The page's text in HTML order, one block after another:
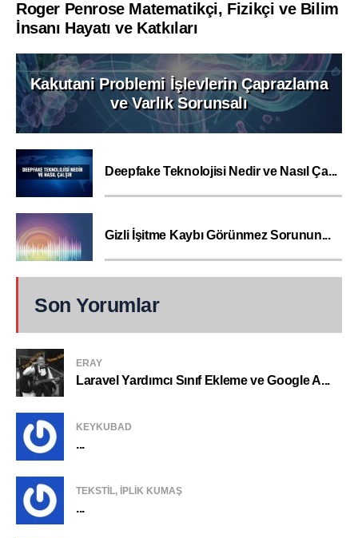
Roger Penrose Matematikçi, Fizikçi ve Bilim
İnsanı Hayatı ve Katkıları
Kakutani Problemi İşlevlerin Çaprazlama
ve Varlık Sorunsalı
Deepfake Teknolojisi Nedir ve Nasıl Ça...
Gizli İşitme Kaybı Görünmez Sorunun...
Son Yorumlar
ERAY
Laravel Yardımcı Sınıf Ekleme ve Google A...
KEYKUBAD
...
TEKSTIL, IPLIK KUMAŞ
...